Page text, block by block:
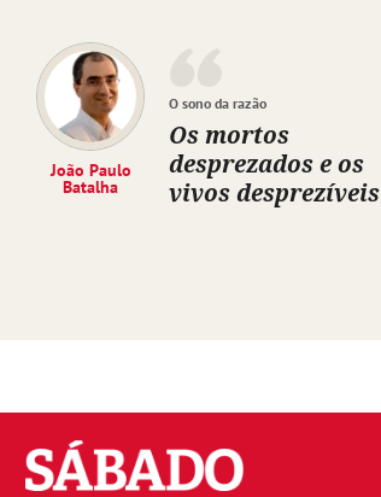
João Paulo
Batalha
O sono da razão
Os mortos
desprezados e os
vivos desprezíveis
Sábado